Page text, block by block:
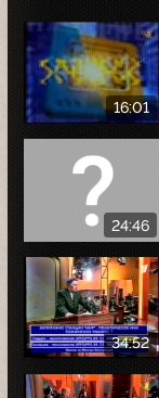
16:01
24:46
34:52